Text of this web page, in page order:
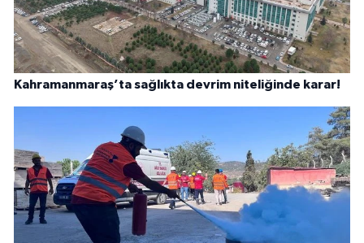
Kahramanmaraş’ta sağlıkta devrim niteliğinde karar!